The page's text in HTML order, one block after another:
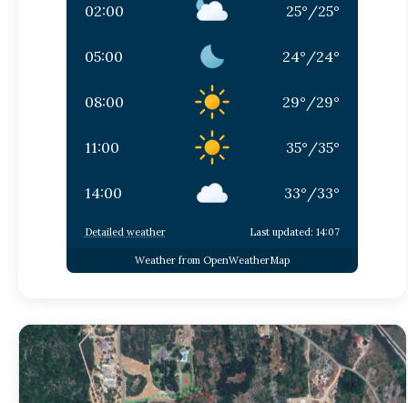
02:00 25° /25°
05:00 24° /24°
08:00 29° /29°
11:00 35° /35°
14:00 33° /33°
Detailed weather Last updated: 14:07
Weather from OpenWeatherMap